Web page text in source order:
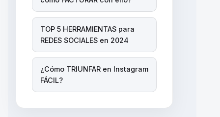
TOP 5 HERRAMIENTAS para
REDES SOCIALES en 2024
¿Cómo TRIUNFAR en Instagram
FÁCIL?